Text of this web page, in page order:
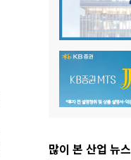
많이 본 산업 뉴스